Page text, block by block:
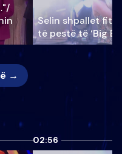
Selin shpallet
të pestë të ‘Big
→
02:56